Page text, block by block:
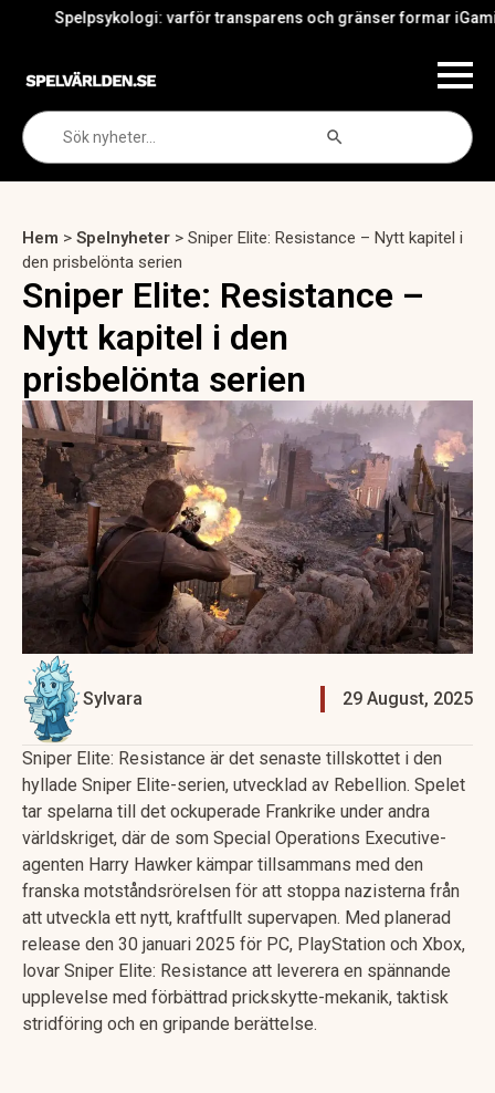
varför transparens och gränser formar iGamings
for:
Hem > Spelnyheter > Sniper Elite: Resistance – Nytt kapitel i
den prisbelönta serien
Sniper Elite: Resistance –
Nytt kapitel i den
prisbelönta serien
Sylvara 29 August, 2025
Sniper Elite: Resistance är det senaste tillskottet i den
hyllade Sniper Elite-serien, utvecklad av Rebellion. Spelet
tar spelarna till det ockuperade Frankrike under andra
världskriget, där de som Special Operations Executive-
agenten Harry Hawker kämpar tillsammans med den
franska motståndsrörelsen för att stoppa nazisterna från
att utveckla ett nytt, kraftfullt supervapen. Med planerad
release den 30 januari 2025 för PC, PlayStation och Xbox,
lovar Sniper Elite: Resistance att leverera en spännande
upplevelse med förbättrad prickskytte-mekanik, taktisk
stridföring och en gripande berättelse.